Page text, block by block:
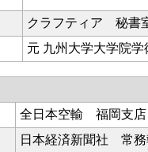
クラフティア 秘書
元 九州大学大学院学
全日本空輸 福岡支
日本経済新聞社 常